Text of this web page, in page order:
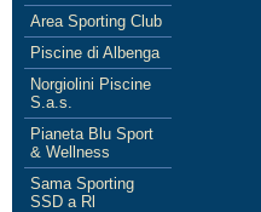
Area Sporting Club
Piscine di Albenga
Norgiolini Piscine
S.a.s.
Pianeta Blu Sport
& Wellness
Sama Sporting
SSD a Rl